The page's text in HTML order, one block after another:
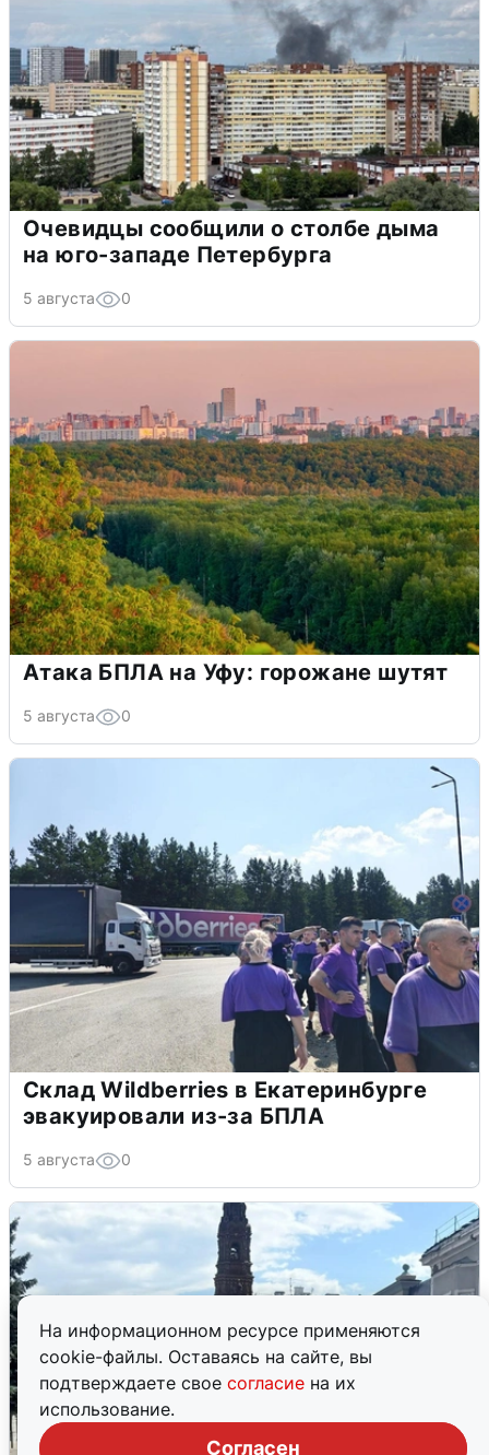
На информационном ресурсе применяются
cookie-файлы. Оставаясь на сайте, вы
подтверждаете свое согласие на их
использование.
Согласен
Очевидцы сообщили о столбе дыма
на юго-западе Петербурга
5 августа 0
Атака БПЛА на Уфу: горожане шутят
5 августа 0
Склад Wildberries в Екатеринбурге
эвакуировали из-за БПЛА
5 августа 0